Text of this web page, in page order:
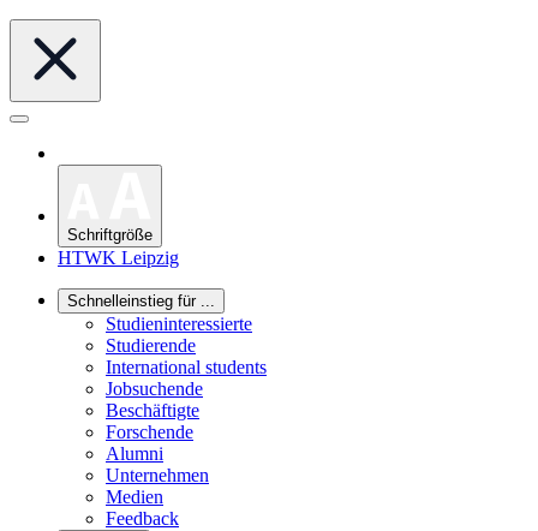
Schriftgröße
HTWK Leipzig
Schnelleinstieg für ...
Studieninteressierte
Studierende
International students
Jobsuchende
Beschäftigte
Forschende
Alumni
Unternehmen
Medien
Feedback